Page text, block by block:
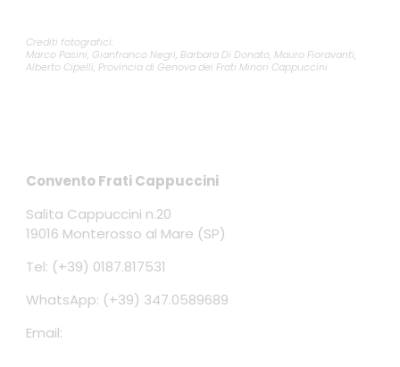
Crediti fotografici:
Marco Pasini, Gianfranco Negri, Barbara Di Donato, Mauro Fioravanti,
Alberto Cipelli, Provincia di Genova dei Frati Minori Cappuccini
Convento Frati Cappuccini
Salita Cappuccini n.20
19016 Monterosso al Mare (SP)
Tel: (+39) 0187.817531
WhatsApp: (+39) 347.0589689
Email: